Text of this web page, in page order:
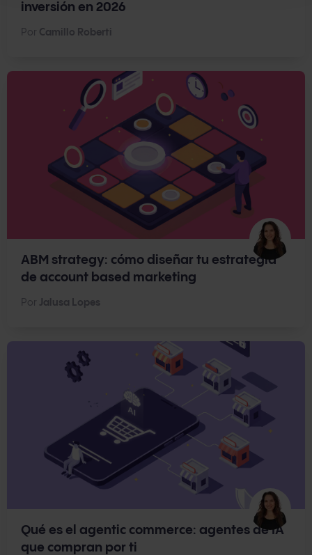
inversión en 2026
Por Camillo Roberti
ABM strategy: cómo diseñar tu estrategia
de account based marketing
Por Jalusa Lopes
Qué es el agentic commerce: agentes de IA
que compran por ti